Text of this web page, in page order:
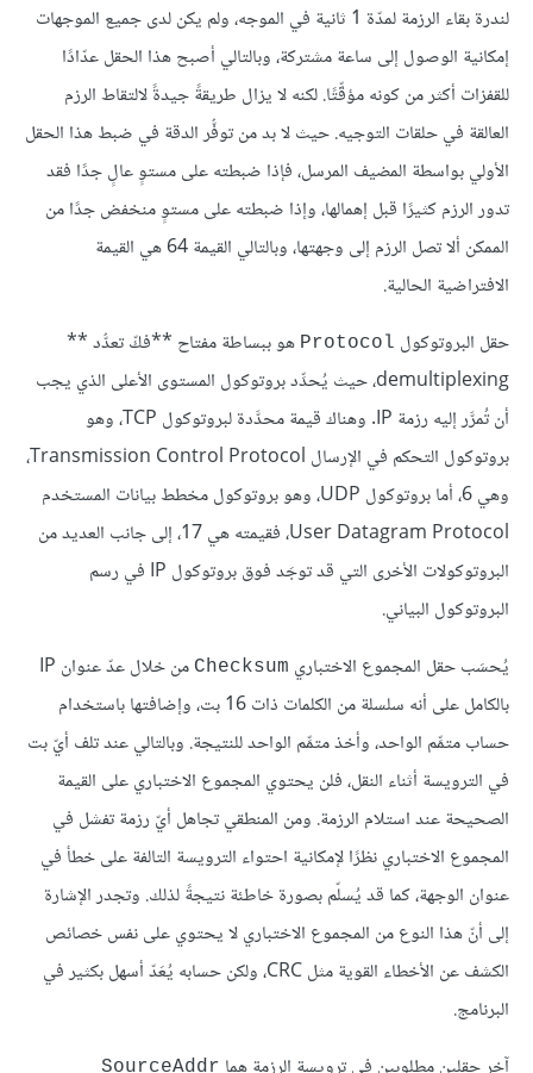
لندرة بقاء الرزمة لمدّة 1 ثانية في الموجه، ولم يكن لدى جميع الموجهات
إمكانية الوصول إلى ساعة مشتركة، وبالتالي أصبح هذا الحقل عدّادًا
للقفزات أكثر من كونه مؤقِّتًا. لكنه لا يزال طريقةً جيدةً لالتقاط الرزم
العالقة في حلقات التوجيه. حيث لا بد من توفُّر الدقة في ضبط هذا الحقل
الأولي بواسطة المضيف المرسل، فإذا ضبطته على مستوٍ عالٍ جدًا فقد
تدور الرزم كثيرًا قبل إهمالها، وإذا ضبطته على مستوٍ منخفض جدًا من
الممكن ألا تصل الرزم إلى وجهتها، وبالتالي القيمة 64 هي القيمة
الافتراضية الحالية.
حقل البروتوكول Protocol هو ببساطة مفتاح **فكّ تعدُّد **
demultiplexing، حيث يُحدِّد بروتوكول المستوى الأعلى الذي يجب
أن تُمرَّر إليه رزمة IP. وهناك قيمة محدَّدة لبروتوكول TCP، وهو
بروتوكول التحكم في الإرسال Transmission Control Protocol،
وهي 6، أما بروتوكول UDP، وهو بروتوكول مخطط بيانات المستخدم
User Datagram Protocol، فقيمته هي 17، إلى جانب العديد من
البروتوكولات الأخرى التي قد توجَد فوق بروتوكول IP في رسم
البروتوكول البياني.
يُحسَب حقل المجموع الاختباري Checksum
من خلال عدّ عنوان IP
بالكامل على أنه سلسلة من الكلمات ذات 16 بت، وإضافتها باستخدام
حساب متمِّم الواحد، وأخذ متمِّم الواحد للنتيجة. وبالتالي عند تلف أيّ بت
في الترويسة أثناء النقل، فلن يحتوي المجموع الاختباري على القيمة
الصحيحة عند استلام الرزمة. ومن المنطقي تجاهل أيّ رزمة تفشل في
المجموع الاختباري نظرًا لإمكانية احتواء الترويسة التالفة على خطأ في
عنوان الوجهة، كما قد يُسلّم بصورة خاطئة نتيجةً لذلك. وتجدر الإشارة
إلى أنّ هذا النوع من المجموع الاختباري لا يحتوي على نفس خصائص
الكشف عن الأخطاء القوية مثل CRC، ولكن حسابه يُعَدّ أسهل بكثير في
البرنامج.
SourceAddr